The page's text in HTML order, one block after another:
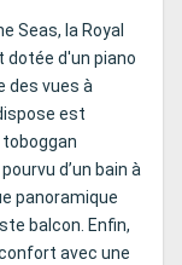
Seas, la Royal
dotée d'un piano
des vues à
est
d’un bain à
panoramique
balcon. Enfin,
avec une